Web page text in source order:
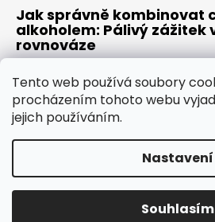
Tento web používá soubory
procházením tohoto webu
jejich používáním.
Nastavení
Souhlasím
Jak správně kombinovat
alkoholem: Pálivý zážitek
rovnováze
Rajská omáčka: Domácí
těstoviny i omáčky
30.7.2025
Copyright 2026
vyhrazena.